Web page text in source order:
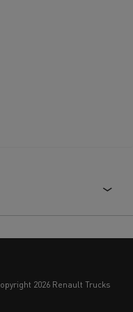
copyright 2026 Renault Trucks